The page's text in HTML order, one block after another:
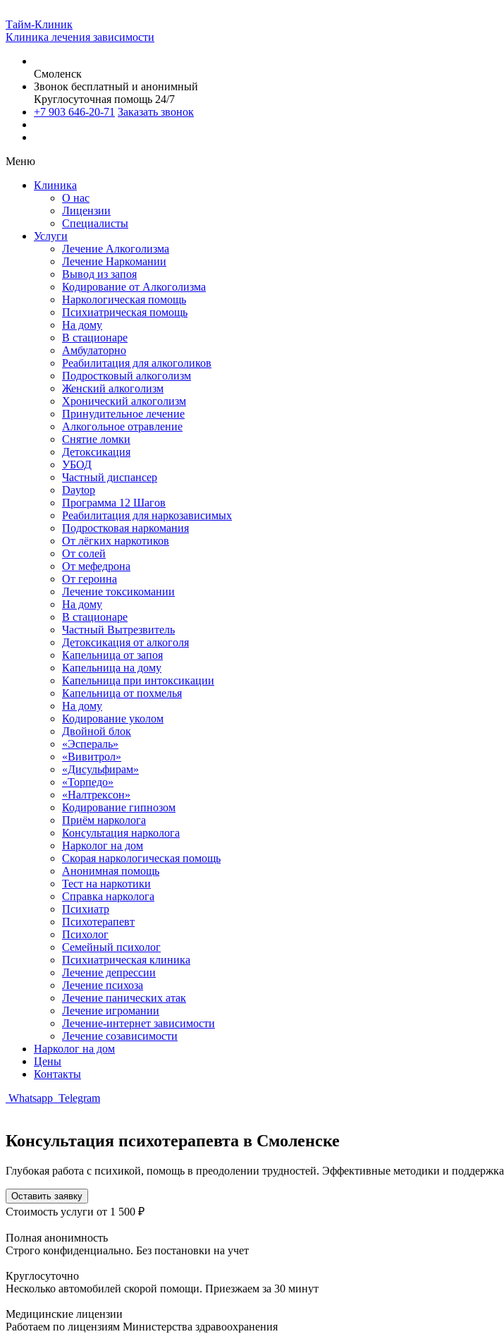
Тайм-Клиник
Клиника лечения зависимости
Смоленск
Звонок бесплатный и анонимный
Круглосуточная помощь 24/7
+7 903 646-20-71 Заказать звонок
Меню
Клиника
О нас
Лицензии
Специалисты
Услуги
Лечение Алкоголизма
Лечение Наркомании
Вывод из запоя
Кодирование от Алкоголизма
Наркологическая помощь
Психиатрическая помощь
На дому
В стационаре
Амбулаторно
Реабилитация для алкоголиков
Подростковый алкоголизм
Женский алкоголизм
Хронический алкоголизм
Принудительное лечение
Алкогольное отравление
Снятие ломки
Детоксикация
УБОД
Частный диспансер
Daytop
Программа 12 Шагов
Реабилитация для наркозависимых
Подростковая наркомания
От лёгких наркотиков
От солей
От мефедрона
От героина
Лечение токсикомании
На дому
В стационаре
Частный Вытрезвитель
Детоксикация от алкоголя
Капельница от запоя
Капельница на дому
Капельница при интоксикации
Капельница от похмелья
На дому
Кодирование уколом
Двойной блок
«Эспераль»
«Вивитрол»
«Дисульфирам»
«Торпедо»
«Налтрексон»
Кодирование гипнозом
Приём нарколога
Консультация нарколога
Нарколог на дом
Скорая наркологическая помощь
Анонимная помощь
Тест на наркотики
Справка нарколога
Психиатр
Психотерапевт
Психолог
Семейный психолог
Психиатрическая клиника
Лечение депрессии
Лечение психоза
Лечение панических атак
Лечение игромании
Лечение-интернет зависимости
Лечение созависимости
Нарколог на дом
Цены
Контакты
Whatsapp Telegram
Консультация психотерапевта в Смоленске
Глубокая работа с психикой, помощь в преодолении трудностей. Эффективные методики и поддержка
Оставить заявку
Стоимость услуги от 1 500 ₽
Полная анонимность
Строго конфиденциально. Без постановки на учет
Круглосуточно
Несколько автомобилей скорой помощи. Приезжаем за 30 минут
Медицинские лицензии
Работаем по лицензиям Министерства здравоохранения